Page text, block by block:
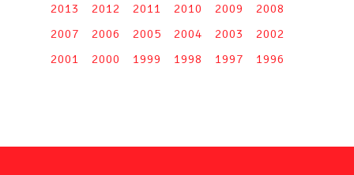
2013
2012 2011 2010 2009
2008
2007
2006 2005 2004 2003
2002
2001
2000 1999 1998 1997 1996